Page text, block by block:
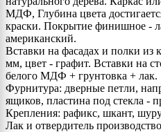
МДФ, Глубина цвета
краски. Покрытие финишное -
американский.
Вставки на фасадах и полки из
мм, цвет - графит. Вставки на
белого МДФ + грунтовка + лак.
Фурнитура: дверные петли,
ящиков, пластина под стекла -
Крепления: рафикс, шкант,
Лак и отвердитель